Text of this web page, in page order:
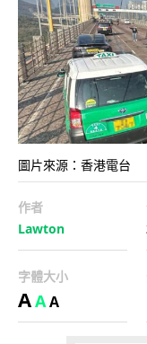
圖片來源：香港電台
作者
Lawton
字體大小
AAA